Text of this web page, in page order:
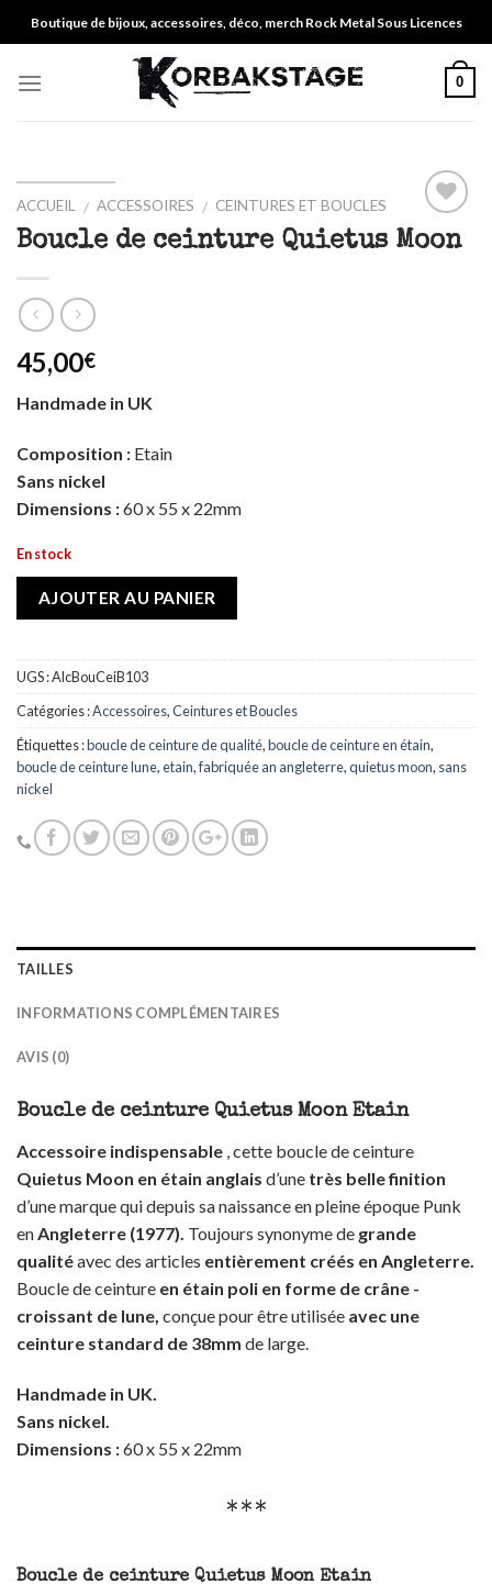
to
Boutique de bijoux, accessoires, déco, merch Rock Metal Sous Licences
0
Ajouter
à ma
ACCUEIL / ACCESSOIRES / CEINTURES ET BOUCLES
Boucle de ceinture Quietus Moon
45,00€
Handmade in UK
Composition : Etain
Sans nickel
Dimensions :60 x 55 x 22mm
En stock
AJOUTER AU PANIER
UGS :AlcBouCeiB103
Catégories :Accessoires,Ceintures et Boucles
Étiquettes :boucle de ceinture de qualité,boucle de ceinture en étain,
boucle de ceinture lune,etain,fabriquée an angleterre,quietus moon, sans
nickel
TAILLES
INFORMATIONS COMPLÉMENTAIRES
AVIS (0)
Boucle de ceinture Quietus Moon Etain
Accessoire indispensable , cette boucle de ceinture
Quietus Moon en étain anglais d’une très belle finition
d’une marque qui depuis sa naissance en pleine époque Punk
enAngleterre (1977). Toujours synonyme de grande
qualitéavec des articles entièrement créés en Angleterre.
Boucle de ceinture en étain poli en forme de crâne -
croissant de lune, conçue pour être utilisée avec une
ceinture standard de 38mm de large.
Handmade in UK.
Sans nickel.
Dimensions :60 x 55 x 22mm
***
Boucle de ceinture Quietus Moon Etain